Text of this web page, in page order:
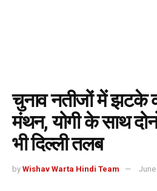
चुनाव नतीजों में झटके
मंथन, योगी के साथ
भी दिल्ली तलब
by Wishav Warta Hindi Team June